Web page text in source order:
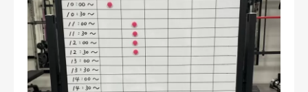
ブログ
店舗情報
お問い合わせ・ご予約